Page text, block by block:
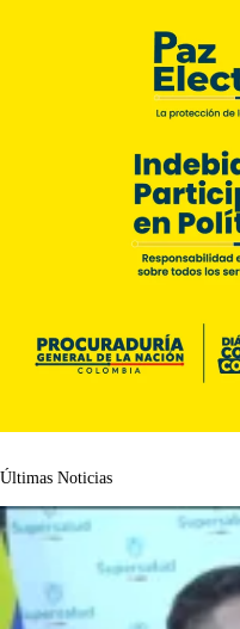
Últimas Noticias